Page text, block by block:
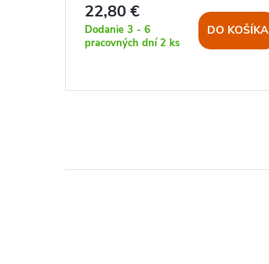
22,80 €
Dodanie 3 - 6
pracovných dní2 ks
DO KOŠÍKA